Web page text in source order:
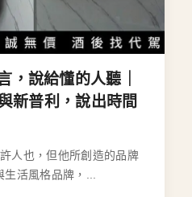
，說給懂的人聽｜
新普利，說出時間
人也，但他所創造的品牌
活風格品牌，...